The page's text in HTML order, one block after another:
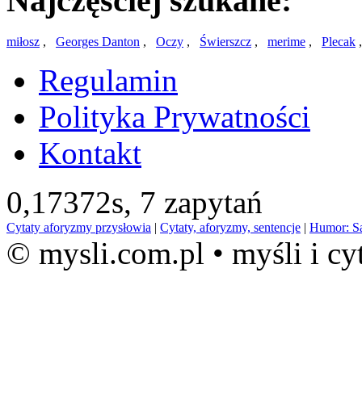
miłosz , Georges Danton , Oczy , Świerszcz , merime , Plecak
Regulamin
Polityka Prywatności
Kontakt
0,17372s, 7 zapytań
Cytaty aforyzmy przysłowia | Cytaty, aforyzmy, sentencje | Humor:
© mysli.com.pl • myśli i